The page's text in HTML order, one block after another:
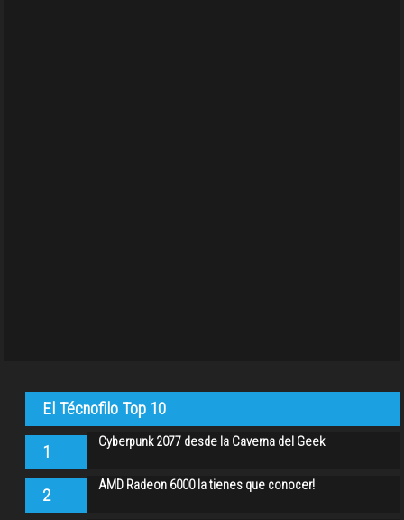
El Técnofilo Top 10
1 Cyberpunk 2077 desde la Caverna del Geek
2 AMD Radeon 6000 la tienes que conocer!